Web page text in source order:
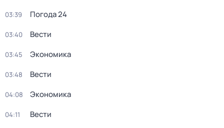
03:39 Погода 24
03:40 Вести
03:45 Экономика
03:48 Вести
04:08 Экономика
04:11 Вести